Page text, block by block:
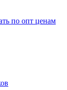
по опт ценам